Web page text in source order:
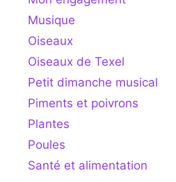
Musique
Oiseaux
Oiseaux de Texel
Petit dimanche musical
Piments et poivrons
Plantes
Poules
Santé et alimentation